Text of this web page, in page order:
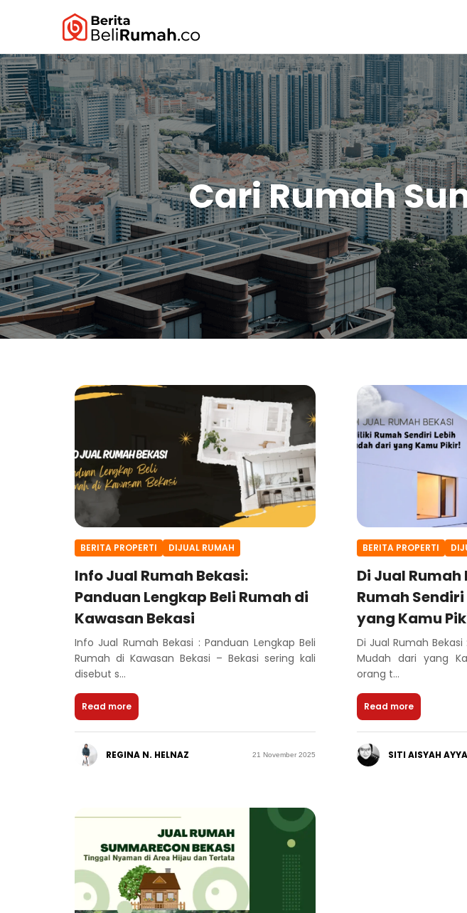
Cari Rumah
BERITA PROPERTI DIJUAL RUMAH
Info Jual Rumah Bekasi:
Panduan Lengkap Beli Rumah di
Kawasan Bekasi
Info Jual Rumah Bekasi : Panduan Lengkap Beli
Rumah di Kawasan Bekasi – Bekasi sering kali
disebut s...
Read more
REGINA N. HELNAZ 21 November 2025
BERITA PROPERTI
Di Jual Rumah
Rumah
yang Kamu
Di Jual Rumah
Mudah dari yang
orang t...
Read more
SITI AISYAH